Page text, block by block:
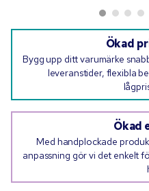
Ökad
Bygg upp ditt varumärke
leveranstider, flexibla
Ökad
Med handplockade
anpassning gör vi det enkelt